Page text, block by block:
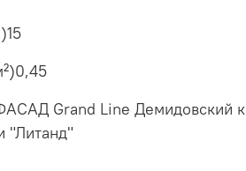
15
0,45
Grand Line Демидовский
"Литанд"